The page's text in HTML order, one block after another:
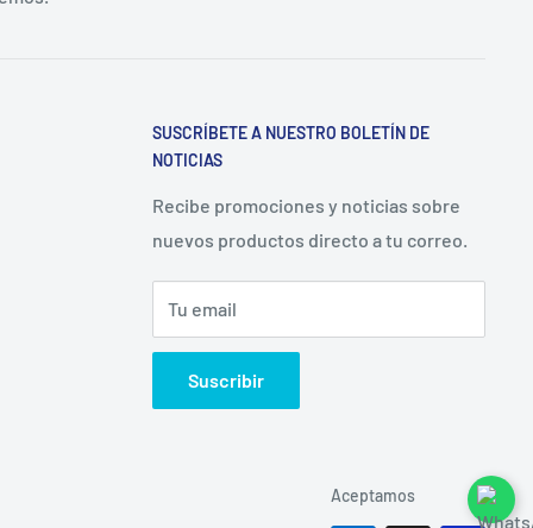
SUSCRÍBETE A NUESTRO BOLETÍN DE
NOTICIAS
Recibe promociones y noticias sobre
nuevos productos directo a tu correo.
Tu email
Suscribir
Aceptamos